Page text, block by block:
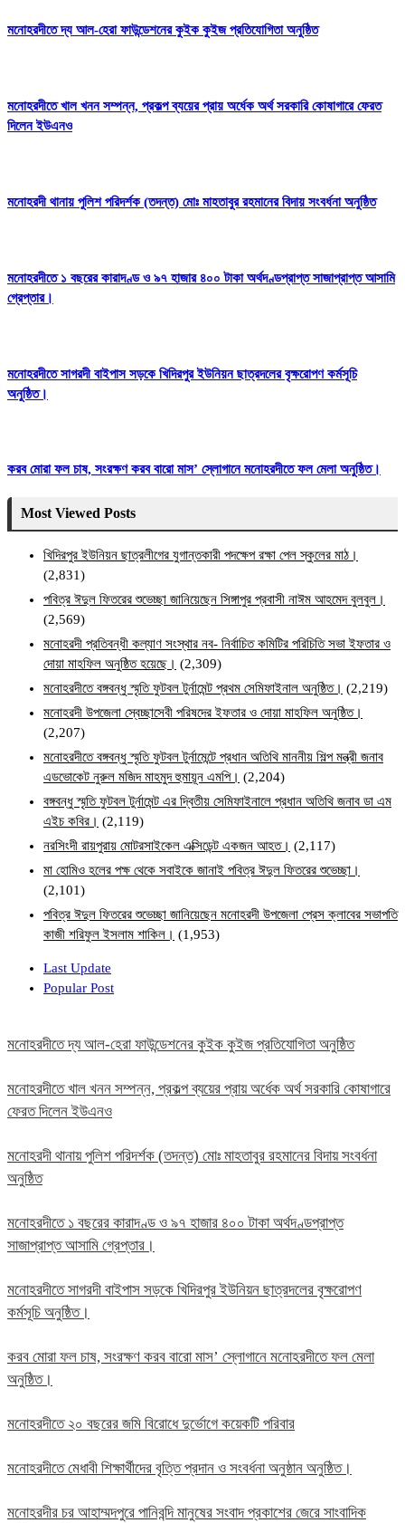
মনোহরদীতে দ্য আল-হেরা ফাউন্ডেশনের কুইক কুইজ প্রতিযোগিতা অনুষ্ঠিত
মনোহরদীতে খাল খনন সম্পন্ন, প্রকল্প ব্যয়ের প্রায় অর্ধেক অর্থ সরকারি কোষাগারে ফেরত
দিলেন ইউএনও
মনোহরদী থানায় পুলিশ পরিদর্শক (তদন্ত) মোঃ মাহতাবুর রহমানের বিদায় সংবর্ধনা অনুষ্ঠিত
মনোহরদীতে ১ বছরের কারাদণ্ড ও ৯৭ হাজার ৪০০ টাকা অর্থদণ্ডপ্রাপ্ত সাজাপ্রাপ্ত আসামি
গ্রেপ্তার।
মনোহরদীতে সাগরদী বাইপাস সড়কে খিদিরপুর ইউনিয়ন ছাত্রদলের বৃক্ষরোপণ কর্মসূচি
অনুষ্ঠিত।
করব মোরা ফল চাষ, সংরক্ষণ করব বারো মাস’ স্লোগানে মনোহরদীতে ফল মেলা অনুষ্ঠিত।
Most Viewed Posts
খিদিরপুর ইউনিয়ন ছাত্রলীগের যুগান্তকারী পদক্ষেপ রক্ষা পেল স্কুলের মাঠ।
(2,831)
পবিত্র ঈদুল ফিতরের শুভেচ্ছা জানিয়েছেন সিঙ্গাপুর প্রবাসী নাঈম আহমেদ বুলবুল।
(2,569)
মনোহরদী প্রতিবন্ধী কল্যাণ সংস্থার নব- নির্বাচিত কমিটির পরিচিতি সভা ইফতার ও
দোয়া মাহফিল অনুষ্ঠিত হয়েছে। (2,309)
মনোহরদীতে বঙ্গবন্ধু স্মৃতি ফুটবল টুর্নামেন্ট প্রথম সেমিফাইনাল অনুষ্ঠিত। (2,219)
মনোহরদী উপজেলা স্বেচ্ছাসেবী পরিষদের ইফতার ও দোয়া মাহফিল অনুষ্ঠিত।
(2,207)
মনোহরদীতে বঙ্গবন্ধু স্মৃতি ফুটবল টুর্নামেন্টে প্রধান অতিথি মাননীয় শিল্প মন্ত্রী জনাব
এডভোকেট নুরুল মজিদ মাহমুদ হুমায়ূন এমপি। (2,204)
বঙ্গবন্ধু স্মৃতি ফুটবল টুর্নামেন্ট এর দ্বিতীয় সেমিফাইনালে প্রধান অতিথি জনাব ডা এম
এইচ কবির। (2,119)
নরসিংদী রায়পুরায় মোটরসাইকেল এক্সিডেন্ট একজন আহত। (2,117)
মা হোমিও হলের পক্ষ থেকে সবাইকে জানাই পবিত্র ঈদুল ফিতরের শুভেচ্ছা।
(2,101)
পবিত্র ঈদুল ফিতরের শুভেচ্ছা জানিয়েছেন মনোহরদী উপজেলা প্রেস ক্লাবের সভাপতি
কাজী শরিফুল ইসলাম শাকিল। (1,953)
Last Update
Popular Post
মনোহরদীতে দ্য আল-হেরা ফাউন্ডেশনের কুইক কুইজ প্রতিযোগিতা অনুষ্ঠিত
মনোহরদীতে খাল খনন সম্পন্ন, প্রকল্প ব্যয়ের প্রায় অর্ধেক অর্থ সরকারি কোষাগারে
ফেরত দিলেন ইউএনও
মনোহরদী থানায় পুলিশ পরিদর্শক (তদন্ত) মোঃ মাহতাবুর রহমানের বিদায় সংবর্ধনা
অনুষ্ঠিত
মনোহরদীতে ১ বছরের কারাদণ্ড ও ৯৭ হাজার ৪০০ টাকা অর্থদণ্ডপ্রাপ্ত
সাজাপ্রাপ্ত আসামি গ্রেপ্তার।
মনোহরদীতে সাগরদী বাইপাস সড়কে খিদিরপুর ইউনিয়ন ছাত্রদলের বৃক্ষরোপণ
কর্মসূচি অনুষ্ঠিত।
করব মোরা ফল চাষ, সংরক্ষণ করব বারো মাস’ স্লোগানে মনোহরদীতে ফল মেলা
অনুষ্ঠিত।
মনোহরদীতে ২০ বছরের জমি বিরোধে দুর্ভোগে কয়েকটি পরিবার
মনোহরদীতে মেধাবী শিক্ষার্থীদের বৃত্তি প্রদান ও সংবর্ধনা অনুষ্ঠান অনুষ্ঠিত।
মনোহরদীর চর আহাম্মদপুরে পানিবন্দি মানুষের সংবাদ প্রকাশের জেরে সাংবাদিক